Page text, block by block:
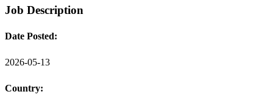
Job Description
Date Posted:
2026-05-13
Country: